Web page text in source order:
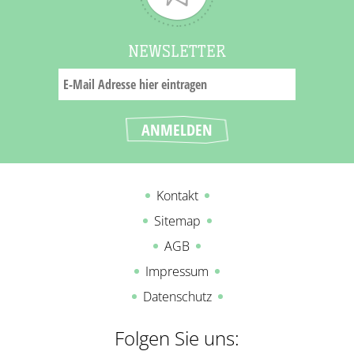
NEWSLETTER
Kontakt
Sitemap
AGB
Impressum
Datenschutz
Folgen Sie uns: